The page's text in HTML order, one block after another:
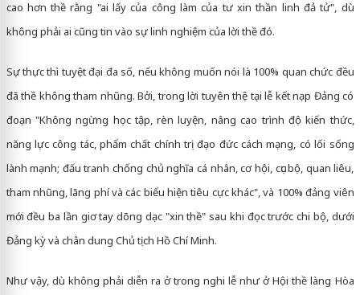
cao hơn thề rằng "ai lấy của công làm của tư xin thần linh đả tử", dù
không phải ai cũng tin vào sự linh nghiệm của lời thề đó.
Sự thực thì tuyệt đại đa số, nếu không muốn nói là 100% quan chức đều
đã thề không tham nhũng. Bởi, trong lời tuyên thệ tại lễ kết nạp Đảng có
đoạn "Không ngừng học tập, rèn luyện, nâng cao trình độ kiến thức,
năng lực công tác, phẩm chất chính trị đạo đức cách mạng, có lối sống
lành mạnh; đấu tranh chống chủ nghĩa cá nhân, cơ hội, cục bộ, quan liêu,
tham nhũng, lãng phí và các biểu hiện tiêu cực khác", và 100% đảng viên
mới đều ba lần giơ tay dõng dạc "xin thề" sau khi đọc trước chi bộ, dưới
Đảng kỳ và chân dung Chủ tịch Hồ Chí Minh.
Như vậy, dù không phải diễn ra ở trong nghi lễ như ở Hội thề làng Hòa